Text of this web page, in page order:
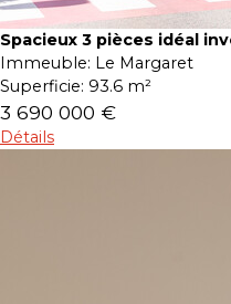
Spacieux 3 pièces idéal
Immeuble: Le Margaret
Superficie: 93.6 m²
3 690 000 €
Détails